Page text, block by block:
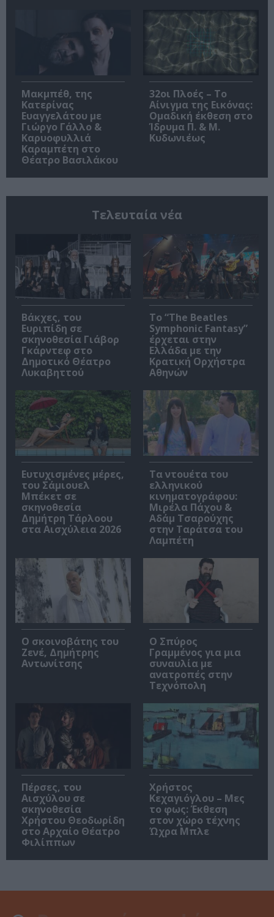
Μακμπέθ, της
Κατερίνας
Ευαγγελάτου με
Γιώργο Γάλλο &
Καρυοφυλλιά
Καραμπέτη στο
Θέατρο Βασιλάκου
32οι Πλοές – Το
Αίνιγμα της Εικόνας:
Ομαδική έκθεση στο
Ίδρυμα Π. & Μ.
Κυδωνιέως
Τελευταία νέα
Βάκχες, του
Ευριπίδη σε
σκηνοθεσία Γιάβορ
Γκάρντεφ στο
Δημοτικό Θέατρο
Λυκαβηττού
Το “The Beatles
Symphonic Fantasy”
έρχεται στην
Ελλάδα με την
Κρατική Ορχήστρα
Αθηνών
Ευτυχισμένες μέρες,
του Σάμιουελ
Μπέκετ σε
σκηνοθεσία
Δημήτρη Τάρλοου
στα Αισχύλεια 2026
Τα ντουέτα του
ελληνικού
κινηματογράφου:
Μιρέλα Πάχου &
Αδάμ Τσαρούχης
στην Ταράτσα του
Λαμπέτη
Ο σκοινοβάτης του
Ζενέ, Δημήτρης
Αντωνίτσης
Ο Σπύρος
Γραμμένος για μια
συναυλία με
ανατροπές στην
Τεχνόπολη
Πέρσες, του
Αισχύλου σε
σκηνοθεσία
Χρήστου Θεοδωρίδη
στο Αρχαίο Θέατρο
Φιλίππων
Χρήστος
Κεχαγιόγλου – Μες
το φως: Έκθεση
στον χώρο τέχνης
Ώχρα Μπλε